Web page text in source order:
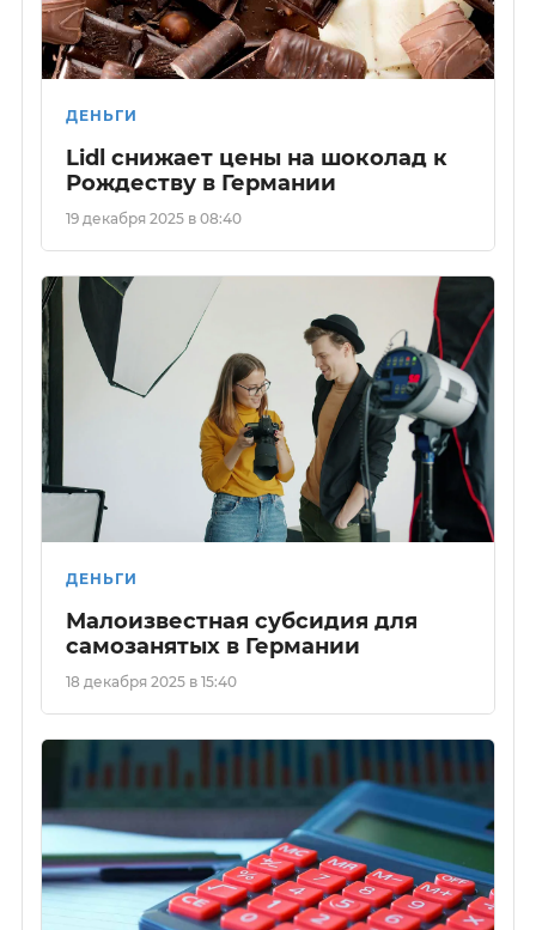
ДЕНЬГИ
Lidl снижает цены на шоколад к
Рождеству в Германии
19 декабря 2025 в 08:40
ДЕНЬГИ
Малоизвестная субсидия для
самозанятых в Германии
18 декабря 2025 в 15:40